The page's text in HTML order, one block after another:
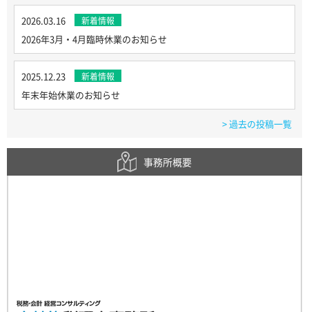
2026.03.16 新着情報
2026年3月・4月臨時休業のお知らせ
2025.12.23 新着情報
年末年始休業のお知らせ
> 過去の投稿一覧
事務所概要